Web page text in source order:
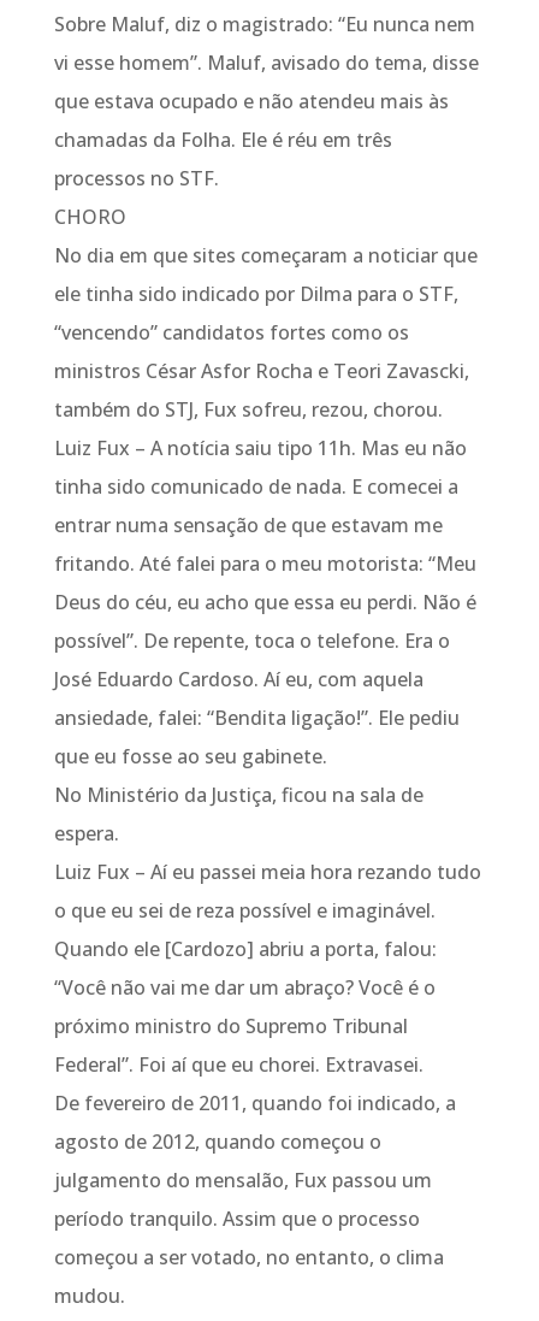
Sobre Maluf, diz o magistrado: “Eu nunca nem
vi esse homem”. Maluf, avisado do tema, disse
que estava ocupado e não atendeu mais às
chamadas da Folha. Ele é réu em três
processos no STF.
CHORO
No dia em que sites começaram a noticiar que
ele tinha sido indicado por Dilma para o STF,
“vencendo” candidatos fortes como os
ministros César Asfor Rocha e Teori Zavascki,
também do STJ, Fux sofreu, rezou, chorou.
Luiz Fux – A notícia saiu tipo 11h. Mas eu não
tinha sido comunicado de nada. E comecei a
entrar numa sensação de que estavam me
fritando. Até falei para o meu motorista: “Meu
Deus do céu, eu acho que essa eu perdi. Não é
possível”. De repente, toca o telefone. Era o
José Eduardo Cardoso. Aí eu, com aquela
ansiedade, falei: “Bendita ligação!”. Ele pediu
que eu fosse ao seu gabinete.
No Ministério da Justiça, ficou na sala de
espera.
Luiz Fux – Aí eu passei meia hora rezando tudo
o que eu sei de reza possível e imaginável.
Quando ele [Cardozo] abriu a porta, falou:
“Você não vai me dar um abraço? Você é o
próximo ministro do Supremo Tribunal
Federal”. Foi aí que eu chorei. Extravasei.
De fevereiro de 2011, quando foi indicado, a
agosto de 2012, quando começou o
julgamento do mensalão, Fux passou um
período tranquilo. Assim que o processo
começou a ser votado, no entanto, o clima
mudou.